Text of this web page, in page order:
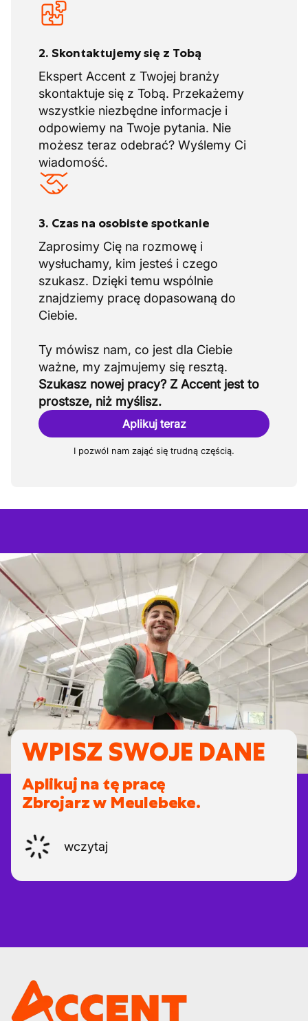
2. Skontaktujemy się z Tobą
Ekspert Accent z Twojej branży
skontaktuje się z Tobą. Przekażemy
wszystkie niezbędne informacje i
odpowiemy na Twoje pytania. Nie
możesz teraz odebrać? Wyślemy Ci
wiadomość.
3. Czas na osobiste spotkanie
Zaprosimy Cię na rozmowę i
wysłuchamy, kim jesteś i czego
szukasz. Dzięki temu wspólnie
znajdziemy pracę dopasowaną do
Ciebie.
Ty mówisz nam, co jest dla Ciebie
Szukasz nowej pracy? Z Accent jest to
prostsze, niż myślisz.
Aplikuj teraz
I pozwól nam zająć się trudną częścią.
WPISZ SWOJE DANE
Aplikuj na tę pracę
Zbrojarz w Meulebeke.
wczytaj